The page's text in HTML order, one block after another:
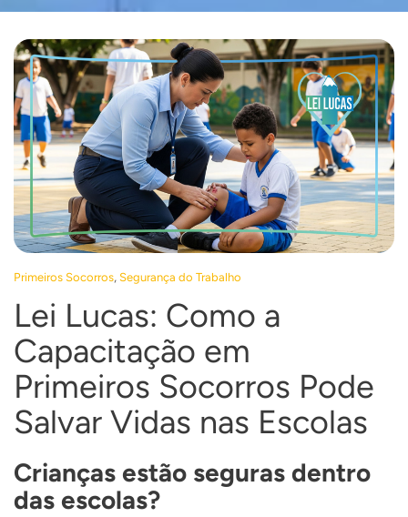
Primeiros Socorros, Segurança do Trabalho
Lei Lucas: Como a
Capacitação em
Primeiros Socorros Pode
Salvar Vidas nas Escolas
Crianças estão seguras dentro
das escolas?